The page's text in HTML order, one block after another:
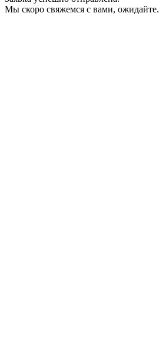
Мы скоро свяжемся с вами, ожидайте.